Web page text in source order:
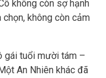
không còn sợ hạnh
không còn cảm
gái tuổi mười tám –
An Nhiên khác đã